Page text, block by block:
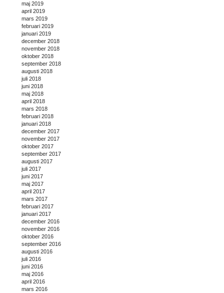
maj 2019
april 2019
mars 2019
februari 2019
januari 2019
december 2018
november 2018
oktober 2018
september 2018
augusti 2018
juli 2018
juni 2018
maj 2018
april 2018
mars 2018
februari 2018
januari 2018
december 2017
november 2017
oktober 2017
september 2017
augusti 2017
juli 2017
juni 2017
maj 2017
april 2017
mars 2017
februari 2017
januari 2017
december 2016
november 2016
oktober 2016
september 2016
augusti 2016
juli 2016
juni 2016
maj 2016
april 2016
mars 2016